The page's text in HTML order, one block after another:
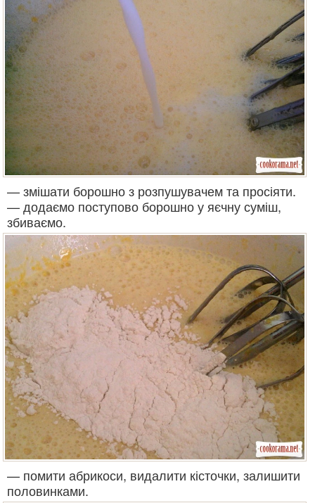
— змішати борошно з розпушувачем та просіяти.
— додаємо поступово борошно у яєчну суміш,
збиваємо.
— помити абрикоси, видалити кісточки, залишити
половинками.